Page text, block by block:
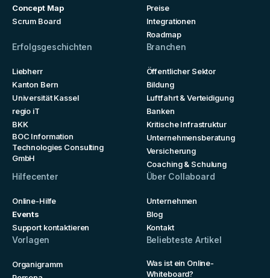
Concept Map
Scrum Board
Preise
Integrationen
Roadmap
Erfolgsgeschichten
Liebherr
Kanton Bern
Universität Kassel
regio iT
BKK
BOC Information
Technologies Consulting
GmbH
Branchen
Öffentlicher Sektor
Bildung
Luftfahrt & Verteidigung
Banken
Kritische Infrastruktur
Unternehmensberatung
Versicherung
Coaching & Schulung
Hilfecenter
Online-Hilfe
Events
Support kontaktieren
Über Collaboard
Unternehmen
Blog
Kontakt
Vorlagen
Organigramm
Beliebteste Artikel
Was ist ein Online-
Whiteboard?